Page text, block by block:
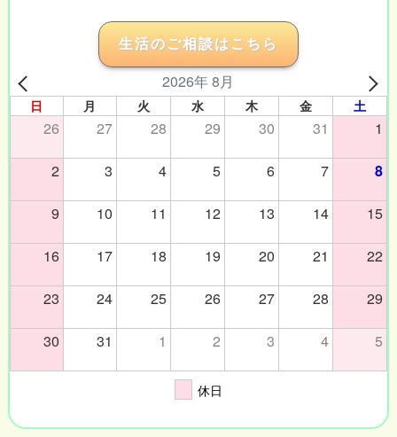
生活のご相談はこちら
2026年 8月
日 月 火 水 木 金 土
26 27 28 29 30 31 1
2 3 4 5 6 7 8
9 10 11 12 13 14 15
16 17 18 19 20 21 22
23 24 25 26 27 28 29
30 31 1 2 3 4 5
休日